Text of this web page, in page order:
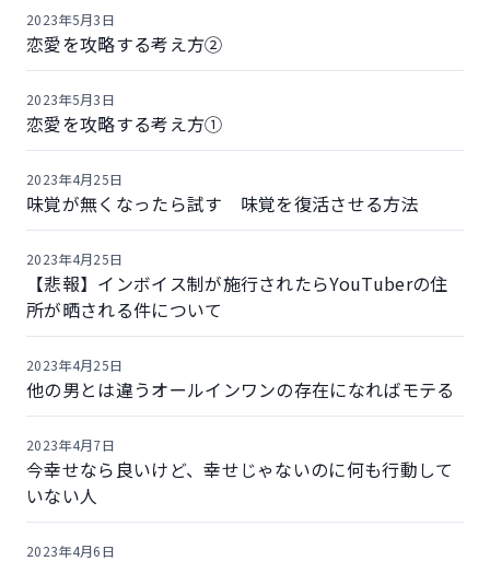
恋愛を攻略する考え方②
2023年5月3日
恋愛を攻略する考え方①
2023年5月3日
味覚が無くなったら試す 味覚を復活させる方法
2023年4月25日
【悲報】インボイス制が施行されたらYouTuberの住
所が晒される件について
2023年4月25日
他の男とは違うオールインワンの存在になればモテる
2023年4月25日
今幸せなら良いけど、幸せじゃないのに何も行動して
いない人
2023年4月7日
2023年4月6日